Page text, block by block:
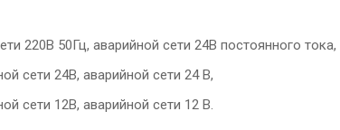
220В 50Гц, аварийной сети 24В постоянного тока,
сети 24В, аварийной сети 24 В,
сети 12В, аварийной сети 12 В.